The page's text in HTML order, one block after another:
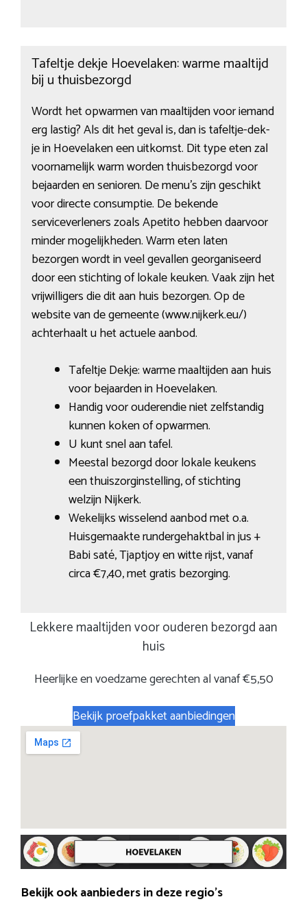
Tafeltje dekje Hoevelaken: warme maaltijd
bij u thuisbezorgd
Wordt het opwarmen van maaltijden voor iemand
erg lastig? Als dit het geval is, dan is tafeltje-dek-
je in Hoevelaken een uitkomst. Dit type eten zal
voornamelijk warm worden thuisbezorgd voor
bejaarden en senioren. De menu’s zijn geschikt
voor directe consumptie. De bekende
serviceverleners zoals Apetito hebben daarvoor
minder mogelijkheden. Warm eten laten
bezorgen wordt in veel gevallen georganiseerd
door een stichting of lokale keuken. Vaak zijn het
vrijwilligers die dit aan huis bezorgen. Op de
website van de gemeente (www.nijkerk.eu/)
achterhaalt u het actuele aanbod.
Tafeltje Dekje: warme maaltijden aan huis
voor bejaarden in Hoevelaken.
Handig voor ouderendie niet zelfstandig
kunnen koken of opwarmen.
U kunt snel aan tafel.
Meestal bezorgd door lokale keukens
een thuiszorginstelling, of stichting
welzijn Nijkerk.
Wekelijks wisselend aanbod met o.a.
Huisgemaakte rundergehaktbal in jus +
Babi saté, Tjaptjoy en witte rijst, vanaf
circa €7,40, met gratis bezorging.
Lekkere maaltijden voor ouderen bezorgd aan
huis
Heerlijke en voedzame gerechten al vanaf €5,50
Bekijk proefpakket aanbiedingen
Bekijk ook aanbieders in deze regio’s